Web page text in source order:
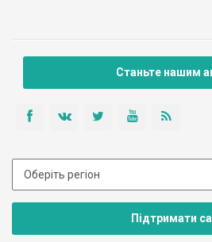
Станьте нашим
Підтримати